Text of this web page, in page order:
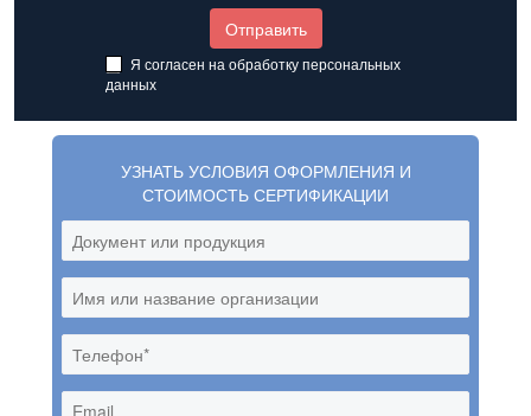
Я согласен на обработкуперсональных
данных
УЗНАТЬ УСЛОВИЯ ОФОРМЛЕНИЯ И
СТОИМОСТЬ СЕРТИФИКАЦИИ